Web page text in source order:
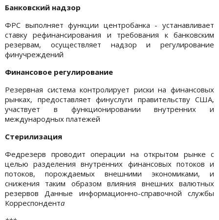
Банковский надзор
ФРС выполняет функции центробанка - устанавливает
ставку рефинансирования и требования к банковским
резервам, осуществляет надзор и регулирование
финучреждений
Финансовое регулирование
Резервная система контролирует риски на финансовых
рынках, предоставляет финуслуги правительству США,
участвует в функционировании внутренних и
международных платежей
Стерилизация
Федрезерв проводит операции на открытом рынке с
целью разделения внутренних финансовых потоков и
потоков, порождаемых внешними экономиками, и
снижения таким образом влияния внешних валютных
резервов Данные информационно-справочной службы
Корреспондента